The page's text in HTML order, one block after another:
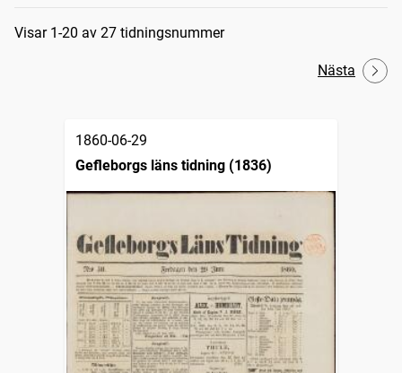
Sökresultat
Visar 1-20 av 27 tidningsnummer
Nästa
1860-06-29
Gefleborgs läns tidning (1836)